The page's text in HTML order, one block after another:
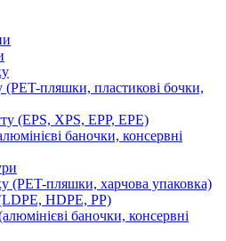
пляшки, пластикові бочки,
(EPS, XPS, EPP, EPE)
баночки, консервні
(PET-пляшки, харчова упаковка)
HDPE, PP)
баночки, консервні